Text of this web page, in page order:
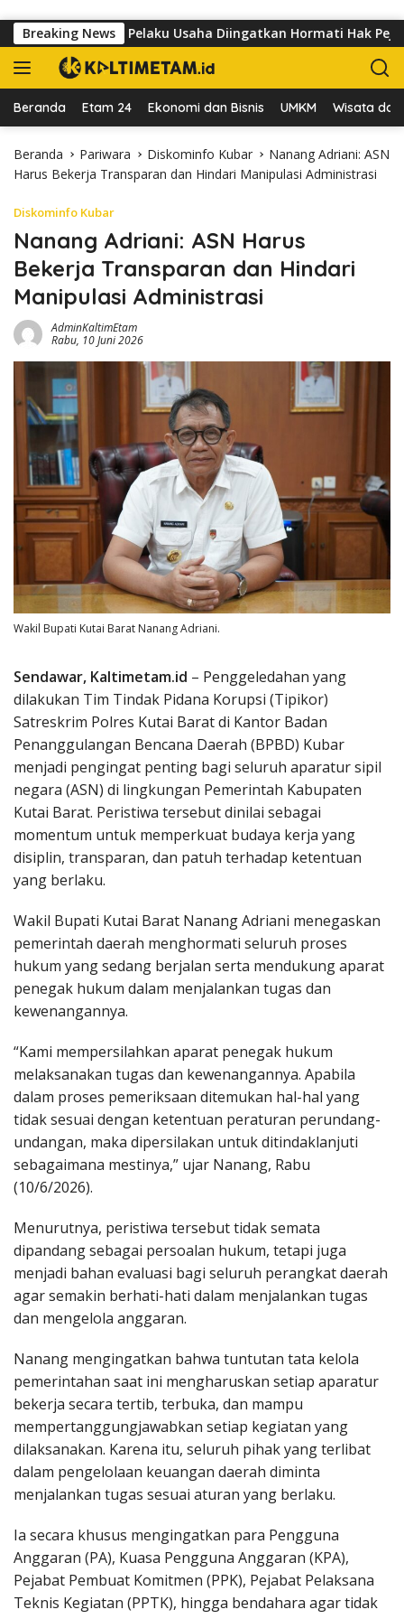
Breaking News
Pelaku Usaha Diingatkan Hormati Hak Pejalan Kaki
Beranda Etam 24 Ekonomi dan Bisnis UMKM Wisata dan
Beranda Pariwara Diskominfo Kubar
Nanang Adriani: ASN
Harus Bekerja Transparan dan Hindari Manipulasi Administrasi
Diskominfo Kubar
Nanang Adriani: ASN Harus
Bekerja Transparan dan Hindari
Manipulasi Administrasi
AdminKaltimEtam
Rabu, 10 Juni 2026
Wakil Bupati Kutai Barat Nanang Adriani.
Sendawar, Kaltimetam.id – Penggeledahan yang
dilakukan Tim Tindak Pidana Korupsi (Tipikor)
Satreskrim Polres Kutai Barat di Kantor Badan
Penanggulangan Bencana Daerah (BPBD) Kubar
menjadi pengingat penting bagi seluruh aparatur sipil
negara (ASN) di lingkungan Pemerintah Kabupaten
Kutai Barat. Peristiwa tersebut dinilai sebagai
momentum untuk memperkuat budaya kerja yang
disiplin, transparan, dan patuh terhadap ketentuan
yang berlaku.
Wakil Bupati Kutai Barat Nanang Adriani menegaskan
pemerintah daerah menghormati seluruh proses
hukum yang sedang berjalan serta mendukung aparat
penegak hukum dalam menjalankan tugas dan
kewenangannya.
“Kami mempersilahkan aparat penegak hukum
melaksanakan tugas dan kewenangannya. Apabila
dalam proses pemeriksaan ditemukan hal-hal yang
tidak sesuai dengan ketentuan peraturan perundang-
undangan, maka dipersilakan untuk ditindaklanjuti
sebagaimana mestinya,” ujar Nanang, Rabu
(10/6/2026).
Menurutnya, peristiwa tersebut tidak semata
dipandang sebagai persoalan hukum, tetapi juga
menjadi bahan evaluasi bagi seluruh perangkat daerah
agar semakin berhati-hati dalam menjalankan tugas
dan mengelola anggaran.
Nanang mengingatkan bahwa tuntutan tata kelola
pemerintahan saat ini mengharuskan setiap aparatur
bekerja secara tertib, terbuka, dan mampu
mempertanggungjawabkan setiap kegiatan yang
dilaksanakan. Karena itu, seluruh pihak yang terlibat
dalam pengelolaan keuangan daerah diminta
menjalankan tugas sesuai aturan yang berlaku.
Ia secara khusus mengingatkan para Pengguna
Anggaran (PA), Kuasa Pengguna Anggaran (KPA),
Pejabat Pembuat Komitmen (PPK), Pejabat Pelaksana
Teknis Kegiatan (PPTK), hingga bendahara agar tidak